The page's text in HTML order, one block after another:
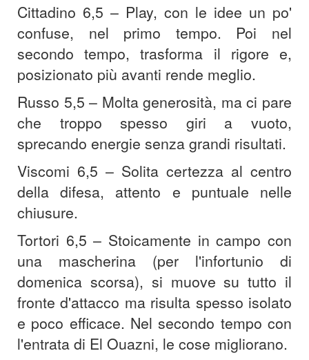
Cittadino 6,5 – Play, con le idee un po'
confuse, nel primo tempo. Poi nel
secondo tempo, trasforma il rigore e,
posizionato più avanti rende meglio.
Russo 5,5 – Molta generosità, ma ci pare
che troppo spesso giri a vuoto,
sprecando energie senza grandi risultati.
Viscomi 6,5 – Solita certezza al centro
della difesa, attento e puntuale nelle
chiusure.
Tortori 6,5 – Stoicamente in campo con
una mascherina (per l'infortunio di
domenica scorsa), si muove su tutto il
fronte d'attacco ma risulta spesso isolato
e poco efficace. Nel secondo tempo con
l'entrata di El Ouazni, le cose migliorano.